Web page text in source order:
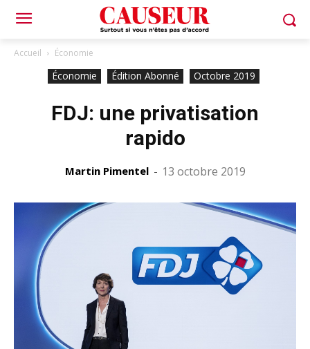
Accueil Économie
Économie Édition Abonné Octobre 2019
FDJ: une privatisation
rapido
Martin Pimentel - 13 octobre 2019